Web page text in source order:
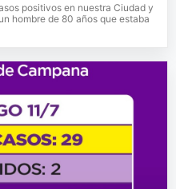
positivos en nuestra Ciudad y
hombre de 80 años que estaba